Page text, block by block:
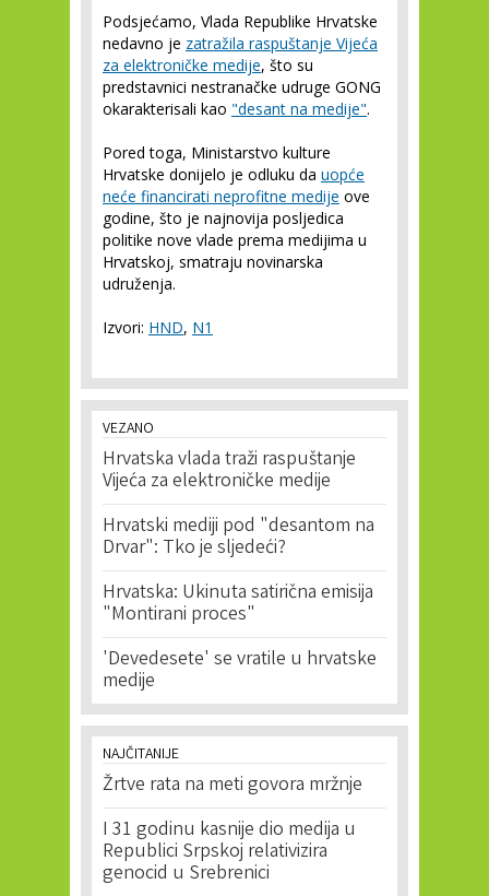
Podsjećamo, Vlada Republike Hrvatske
nedavno je zatražila raspuštanje Vijeća
za elektroničke medije, što su
predstavnici nestranačke udruge GONG
okarakterisali kao "desant na medije".
Pored toga, Ministarstvo kulture
Hrvatske donijelo je odluku da uopće
neće financirati neprofitne medije ove
godine, što je najnovija posljedica
politike nove vlade prema medijima u
Hrvatskoj, smatraju novinarska
udruženja.
Izvori: HND, N1
VEZANO
Hrvatska vlada traži raspuštanje
Vijeća za elektroničke medije
Hrvatski mediji pod "desantom na
Drvar": Tko je sljedeći?
Hrvatska: Ukinuta satirična emisija
"Montirani proces"
'Devedesete' se vratile u hrvatske
medije
NAJČITANIJE
Žrtve rata na meti govora mržnje
I 31 godinu kasnije dio medija u
Republici Srpskoj relativizira
genocid u Srebrenici